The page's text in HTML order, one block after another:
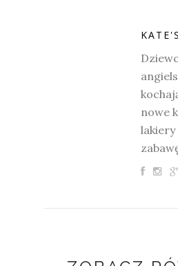
nowe
lakiery